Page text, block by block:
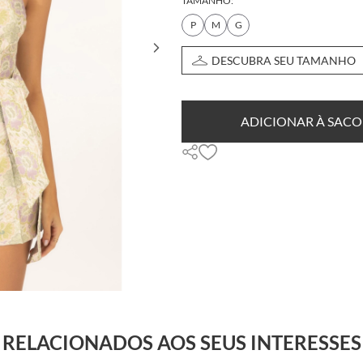
P
M G
DESCUBRA SEU TAMANHO
ADICIONAR À
RELACIONADOS AOS SEUS INTERESSES